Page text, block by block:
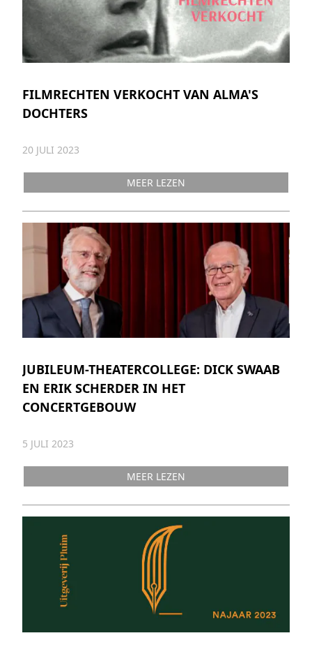
FILMRECHTEN VERKOCHT VAN ALMA'S
DOCHTERS
20 JULI 2023
MEER LEZEN
JUBILEUM-THEATERCOLLEGE: DICK SWAAB
EN ERIK SCHERDER IN HET
CONCERTGEBOUW
5 JULI 2023
MEER LEZEN